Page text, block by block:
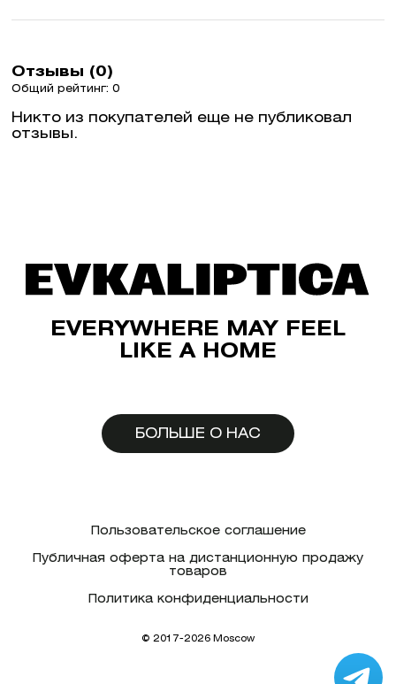
Отзывы (0)
Общий рейтинг: 0
Никто из покупателей еще не публиковал
отзывы.
EVERYWHERE MAY FEEL
LIKE A HOME
БОЛЬШЕ О НАС
Пользовательское соглашение
Публичная оферта на дистанционную продажу
товаров
Политика конфиденциальности
© 2017-2026 Moscow